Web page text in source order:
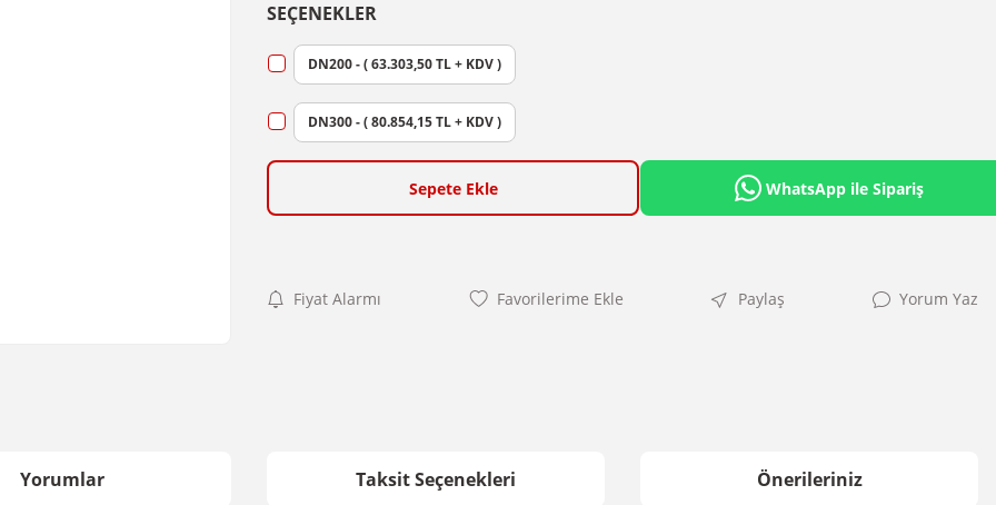
SEÇENEKLER
DN200 - ( 63.303,50 TL + KDV )
DN300 - ( 80.854,15 TL + KDV )
Sepete Ekle WhatsApp ile Sipariş
Fiyat Alarmı Paylaş Yorum Yaz
Yorumlar Taksit Seçenekleri Önerileriniz